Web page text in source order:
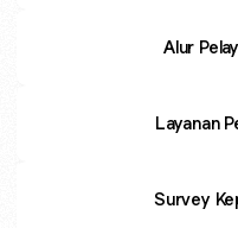
Alur
Layanan
Survey